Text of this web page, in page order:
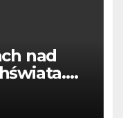
nad